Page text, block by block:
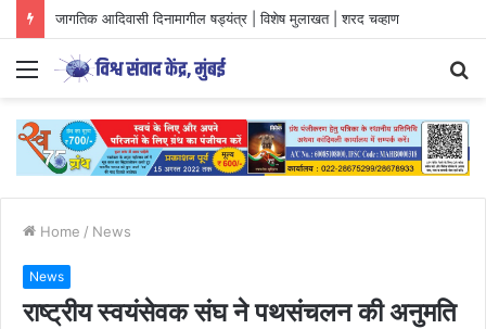
जागतिक आदिवासी दिनामागील षड्यंत्र | विशेष मुलाखत | शरद चव्हाण
Menu
Home / News
News
राष्ट्रीय स्वयंसेवक संघ ने पथसंचलन की अनुमति